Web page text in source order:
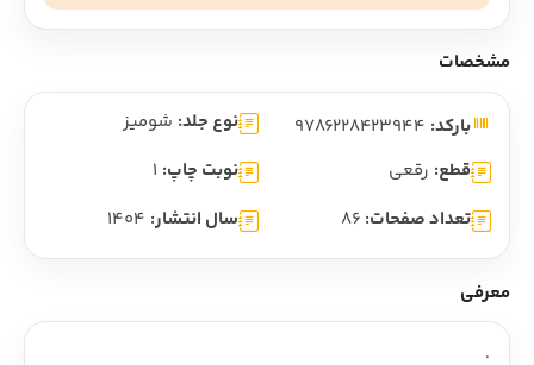
مشخصات
بارکد: نوع جلد: شومیز
قطع: رقعی نوبت چاپ: 1
تعداد صفحات: 86 سال انتشار: 1404
معرفی
.